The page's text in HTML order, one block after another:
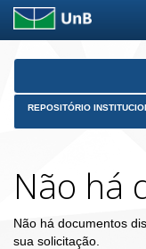
Skip
REPOSITÓRIO
Não há
Não há documentos
sua solicitação.